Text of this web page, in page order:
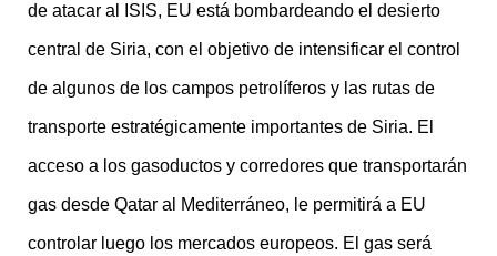
de atacar al ISIS, EU está bombardeando el desierto
central de Siria, con el objetivo de intensificar el control
de algunos de los campos petrolíferos y las rutas de
transporte estratégicamente importantes de Siria. El
acceso a los gasoductos y corredores que transportarán
gas desde Qatar al Mediterráneo, le permitirá a EU
controlar luego los mercados europeos. El gas será